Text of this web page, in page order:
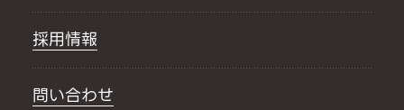
採用情報
問い合わせ